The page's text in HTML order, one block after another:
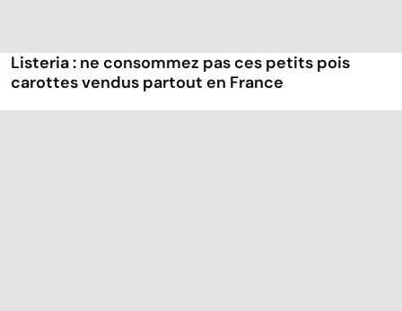
Listeria : ne consommez pas ces petits pois
carottes vendus partout en France